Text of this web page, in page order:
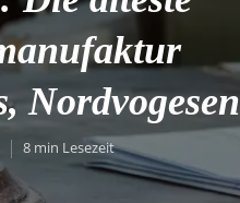
Nordvogesen
8 min Lesezeit